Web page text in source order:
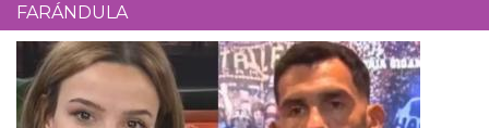
FARÁNDULA